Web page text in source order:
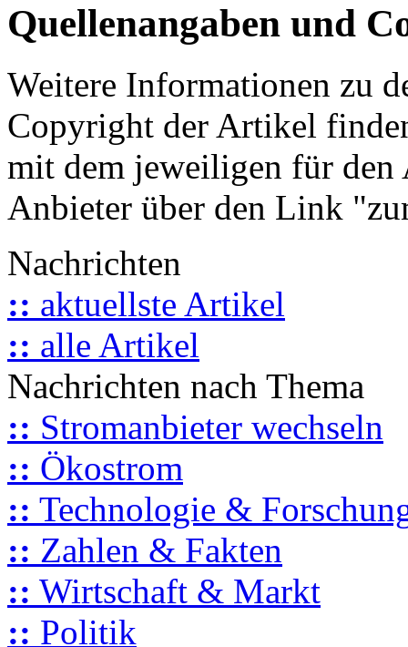
Quellenangaben und
Weitere Informationen zu
Copyright der Artikel
mit dem jeweiligen für
Anbieter über den Link
Nachrichten
:: aktuellste Artikel
:: alle Artikel
Nachrichten nach Thema
:: Stromanbieter wechseln
:: Ökostrom
:: Technologie &
:: Zahlen & Fakten
:: Wirtschaft & Markt
:: Politik